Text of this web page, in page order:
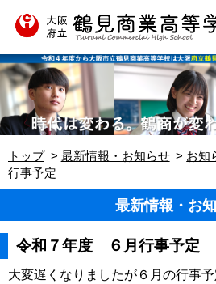
トップ 最新情報・お知らせ お知
行事予定
最新情報・お
令和７年度 ６月行事予定
大変遅くなりましたが６月の行事